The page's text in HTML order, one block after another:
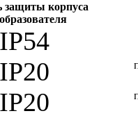
защиты корпуса
IP54
IP20
IP20